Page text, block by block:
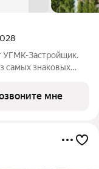
УГМК-Застройщик.
самых знаковых
мне